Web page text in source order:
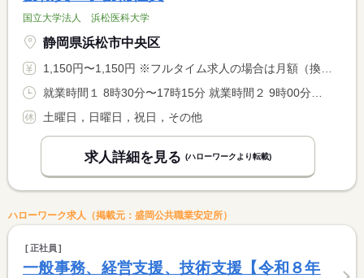
国立大学法人 浜松医科大学
静岡県浜松市中央区
1,150円〜1,150円 ※フルタイム求人の場合は月額（換算額）、パート求人の場合は時間額を表示しています。
就業時間１ 8時30分〜17時15分 就業時間２ 9時00分〜16時00分 又は 〜の時間の間の6時間程度 就業時間に関する特記事項 （１）特定事務職員 週３８．７５時間 <BR> （２）事務補佐員 週３０時間 <BR> 勤務時間は相談可
土曜日，日曜日，祝日，その他
求人詳細を見る (ハローワークより転載)
ハローワーク求人（掲載元：盛岡公共職業安定所）
正社員
一般事務、経営支援、技術支援【令和８年